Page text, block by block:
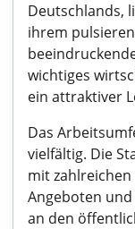
Deutschlands,
ihrem
wichtiges
ein attraktiver
Das
vielfältig. Die
mit
Angeboten
an den